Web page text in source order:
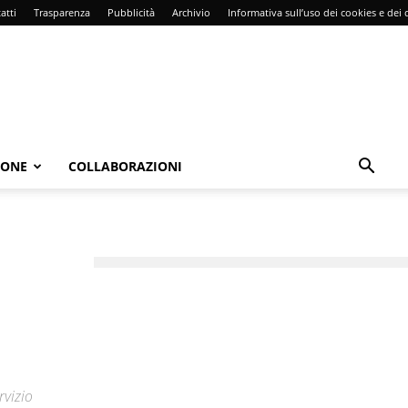
Trasparenza Pubblicità Archivio Informativa sull’uso dei cookies e dei
COLLABORAZIONI